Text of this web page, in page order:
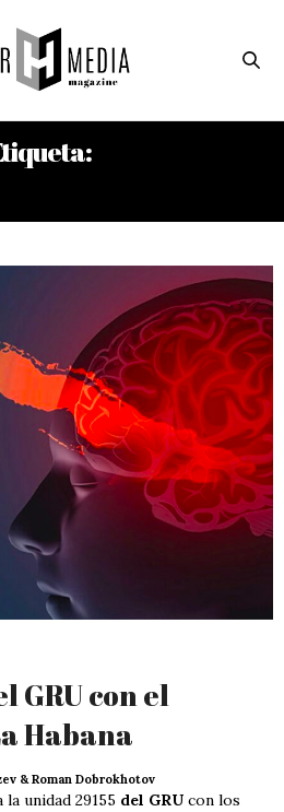
GRU con el
Habana
& Roman Dobrokhotov
la unidad 29155 del GRU con los